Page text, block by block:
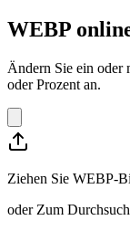
WEBP
Ändern Sie ein oder
oder Prozent an.
Ziehen Sie WEBP-
oder Zum